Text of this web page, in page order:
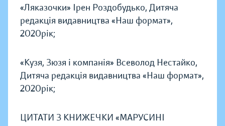
«Ляказочки» Ірен Роздобудько, Дитяча
редакція видавництва «Наш формат»,
2020рік;
«Кузя, Зюзя і компанія» Всеволод Нестайко,
Дитяча редакція видавництва «Наш формат»,
2020рік;
ЦИТАТИ З КНИЖЕЧКИ «МАРУСИНІ